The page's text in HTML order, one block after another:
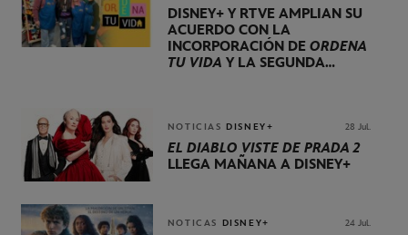
DISNEY+ Y RTVE AMPLÍAN SU
ACUERDO CON LA
INCORPORACIÓN DE ORDENA
TU VIDA Y LA SEGUNDA
NOTICIAS DISNEY+ 28 Jul.
EL DIABLO VISTE DE PRADA 2
LLEGA MAÑANA A DISNEY+
NOTICAS DISNEY+ 24 Jul.